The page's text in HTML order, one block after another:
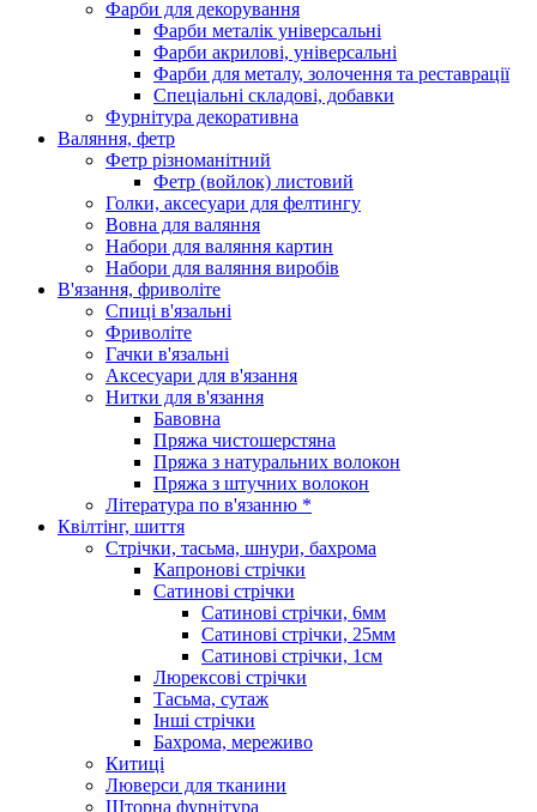
Фарби для декорування
Фарби металік універсальні
Фарби акрилові, універсальні
Фарби для металу, золочення та реставрації
Спеціальні складові, добавки
Фурнітура декоративна
Валяння, фетр
Фетр різноманітний
Фетр (войлок) листовий
Голки, аксесуари для фелтингу
Вовна для валяння
Набори для валяння картин
Набори для валяння виробів
В'язання, фриволіте
Спиці в'язальні
Фриволіте
Гачки в'язальні
Аксесуари для в'язання
Нитки для в'язання
Бавовна
Пряжа чистошерстяна
Пряжа з натуральних волокон
Пряжа з штучних волокон
Література по в'язанню *
Квілтінг, шиття
Стрічки, тасьма, шнури, бахрома
Капронові стрічки
Сатинові стрічки
Сатинові стрічки, 6мм
Сатинові стрічки, 25мм
Сатинові стрічки, 1см
Люрексові стрічки
Тасьма, сутаж
Інші стрічки
Бахрома, мереживо
Китиці
Люверси для тканини
Шторна фурнітура